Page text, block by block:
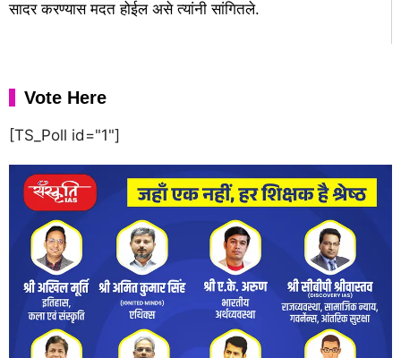
सादर करण्यास मदत होईल असे त्यांनी सांगितले.
Vote Here
[TS_Poll id="1"]